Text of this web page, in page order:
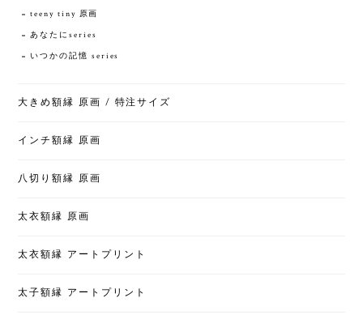
teeny tiny 原画
あなたにseries
いつかの記憶 series
大きめ額縁 原画 / 特注サイズ
インチ額縁 原画
八切り額縁 原画
太衣額縁 原画
太衣額縁 アートプリント
太子額縁 アートプリント